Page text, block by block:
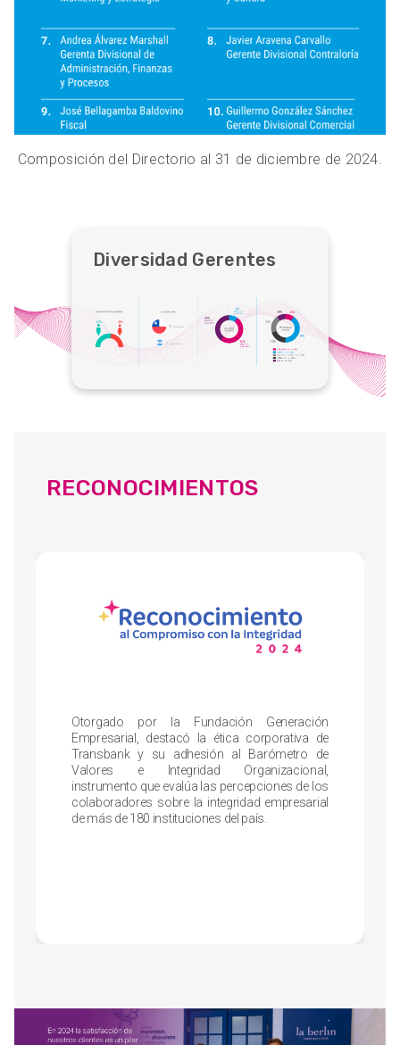
Composición del Directorio al 31 de diciembre de 2024.
Diversidad Gerentes
RECONOCIMIENTOS
Otorgado por la Fundación Generación
Empresarial, destacó la ética corporativa de
Transbank y su adhesión al Barómetro de
Valores e Integridad Organizacional,
instrumento que evalúa las percepciones de los
colaboradores sobre la integridad empresarial
de más de 180 instituciones del país.